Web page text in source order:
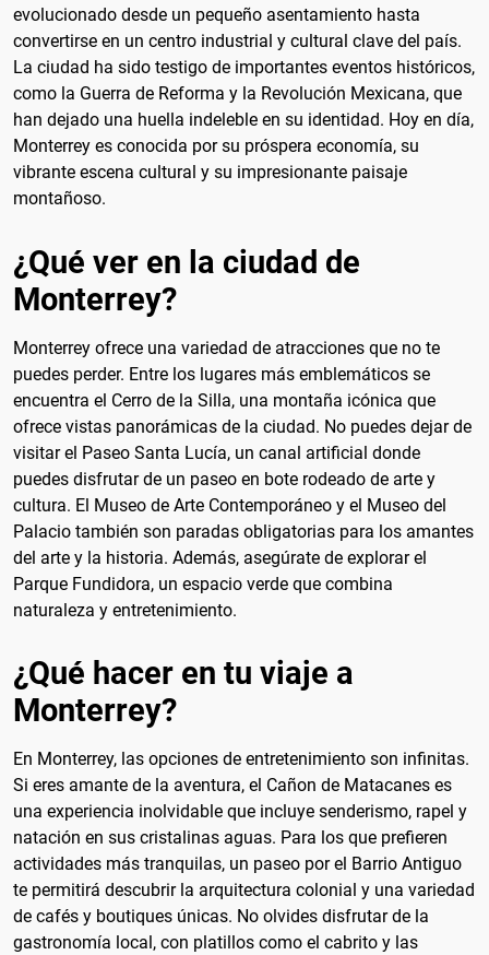
evolucionado desde un pequeño asentamiento hasta
convertirse en un centro industrial y cultural clave del país.
La ciudad ha sido testigo de importantes eventos históricos,
como la Guerra de Reforma y la Revolución Mexicana, que
han dejado una huella indeleble en su identidad. Hoy en día,
Monterrey es conocida por su próspera economía, su
vibrante escena cultural y su impresionante paisaje
montañoso.
¿Qué ver en la ciudad de
Monterrey?
Monterrey ofrece una variedad de atracciones que no te
puedes perder. Entre los lugares más emblemáticos se
encuentra el Cerro de la Silla, una montaña icónica que
ofrece vistas panorámicas de la ciudad. No puedes dejar de
visitar el Paseo Santa Lucía, un canal artificial donde
puedes disfrutar de un paseo en bote rodeado de arte y
cultura. El Museo de Arte Contemporáneo y el Museo del
Palacio también son paradas obligatorias para los amantes
del arte y la historia. Además, asegúrate de explorar el
Parque Fundidora, un espacio verde que combina
naturaleza y entretenimiento.
¿Qué hacer en tu viaje a
Monterrey?
En Monterrey, las opciones de entretenimiento son infinitas.
Si eres amante de la aventura, el Cañon de Matacanes es
una experiencia inolvidable que incluye senderismo, rapel y
natación en sus cristalinas aguas. Para los que prefieren
actividades más tranquilas, un paseo por el Barrio Antiguo
te permitirá descubrir la arquitectura colonial y una variedad
de cafés y boutiques únicas. No olvides disfrutar de la
gastronomía local, con platillos como el cabrito y las